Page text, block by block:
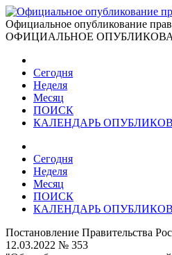
Официальное опубликование
ОФИЦИАЛЬНОЕ
Сегодня
Неделя
Месяц
ПОИСК
КАЛЕНДАРЬ
Сегодня
Неделя
Месяц
ПОИСК
КАЛЕНДАРЬ
Постановление Правительства
12.03.2022 № 353